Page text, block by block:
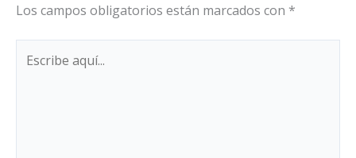
Los campos obligatorios están marcados con *
aquí...